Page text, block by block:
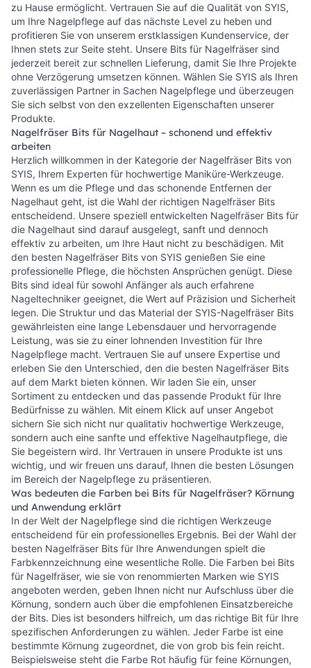
zu Hause ermöglicht. Vertrauen Sie auf die Qualität von SYIS,
um Ihre Nagelpflege auf das nächste Level zu heben und
profitieren Sie von unserem erstklassigen Kundenservice, der
Ihnen stets zur Seite steht. Unsere Bits für Nagelfräser sind
jederzeit bereit zur schnellen Lieferung, damit Sie Ihre Projekte
ohne Verzögerung umsetzen können. Wählen Sie SYIS als Ihren
zuverlässigen Partner in Sachen Nagelpflege und überzeugen
Sie sich selbst von den exzellenten Eigenschaften unserer
Produkte.
Nagelfräser Bits für Nagelhaut – schonend und effektiv
arbeiten
Herzlich willkommen in der Kategorie der Nagelfräser Bits von
SYIS, Ihrem Experten für hochwertige Maniküre-Werkzeuge.
Wenn es um die Pflege und das schonende Entfernen der
Nagelhaut geht, ist die Wahl der richtigen Nagelfräser Bits
entscheidend. Unsere speziell entwickelten Nagelfräser Bits für
die Nagelhaut sind darauf ausgelegt, sanft und dennoch
effektiv zu arbeiten, um Ihre Haut nicht zu beschädigen. Mit
den besten Nagelfräser Bits von SYIS genießen Sie eine
professionelle Pflege, die höchsten Ansprüchen genügt. Diese
Bits sind ideal für sowohl Anfänger als auch erfahrene
Nageltechniker geeignet, die Wert auf Präzision und Sicherheit
legen. Die Struktur und das Material der SYIS-Nagelfräser Bits
gewährleisten eine lange Lebensdauer und hervorragende
Leistung, was sie zu einer lohnenden Investition für Ihre
Nagelpflege macht. Vertrauen Sie auf unsere Expertise und
erleben Sie den Unterschied, den die besten Nagelfräser Bits
auf dem Markt bieten können. Wir laden Sie ein, unser
Sortiment zu entdecken und das passende Produkt für Ihre
Bedürfnisse zu wählen. Mit einem Klick auf unser Angebot
sichern Sie sich nicht nur qualitativ hochwertige Werkzeuge,
sondern auch eine sanfte und effektive Nagelhautpflege, die
Sie begeistern wird. Ihr Vertrauen in unsere Produkte ist uns
wichtig, und wir freuen uns darauf, Ihnen die besten Lösungen
im Bereich der Nagelpflege zu präsentieren.
Was bedeuten die Farben bei Bits für Nagelfräser? Körnung
und Anwendung erklärt
In der Welt der Nagelpflege sind die richtigen Werkzeuge
entscheidend für ein professionelles Ergebnis. Bei der Wahl der
besten Nagelfräser Bits für Ihre Anwendungen spielt die
Farbkennzeichnung eine wesentliche Rolle. Die Farben bei Bits
für Nagelfräser, wie sie von renommierten Marken wie SYIS
angeboten werden, geben Ihnen nicht nur Aufschluss über die
Körnung, sondern auch über die empfohlenen Einsatzbereiche
der Bits. Dies ist besonders hilfreich, um das richtige Bit für Ihre
spezifischen Anforderungen zu wählen. Jeder Farbe ist eine
bestimmte Körnung zugeordnet, die von grob bis fein reicht.
Beispielsweise steht die Farbe Rot häufig für feine Körnungen,